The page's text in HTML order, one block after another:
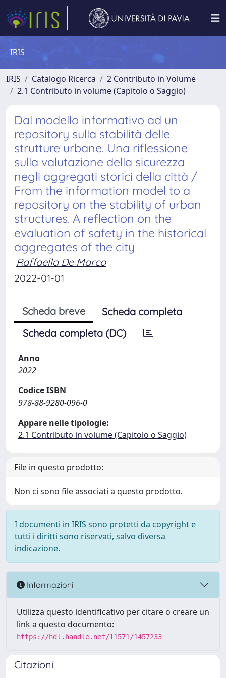
IRIS
IRIS Catalogo Ricerca
2 Contributo in Volume
2.1 Contributo in volume (Capitolo o Saggio)
Dal modello informativo ad un
repository sulla stabilità delle
strutture urbane. Una riflessione
sulla valutazione della sicurezza
negli aggregati storici della città /
From the information model to a
repository on the stability of urban
structures. A reflection on the
evaluation of safety in the historical
aggregates of the city
Raffaella De Marco
2022-01-01
Scheda breve
Scheda completa
Scheda completa (DC)
Anno
2022
Codice ISBN
978-88-9280-096-0
Appare nelle tipologie:
2.1 Contributo in volume (Capitolo o Saggio)
File in questo prodotto:
Non ci sono file associati a questo prodotto.
I documenti in IRIS sono protetti da copyright e
tutti i diritti sono riservati, salvo diversa
indicazione.
Informazioni
Utilizza questo identificativo per citare o creare un
link a questo documento:
https://hdl.handle.net/11571/1457233
Citazioni